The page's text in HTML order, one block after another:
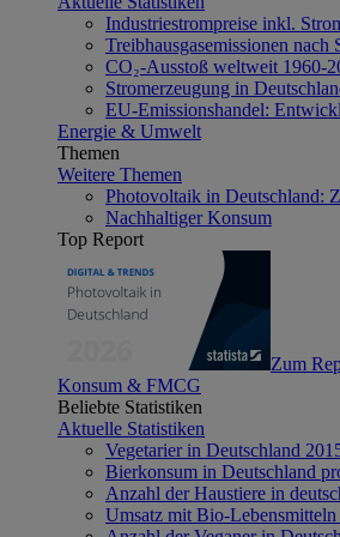
Industriestrompreise inkl.
Treibhausgasemissionen
CO₂-Ausstoß weltweit 1960-
Stromerzeugung in
EU-Emissionshandel:
Energie & Umwelt
Themen
Weitere Themen
Photovoltaik in Deutschland:
Nachhaltiger Konsum
Top Report
Zum
Konsum & FMCG
Beliebte Statistiken
Aktuelle Statistiken
Vegetarier in Deutschland
Bierkonsum in Deutschland
Anzahl der Haustiere in
Umsatz mit Bio-